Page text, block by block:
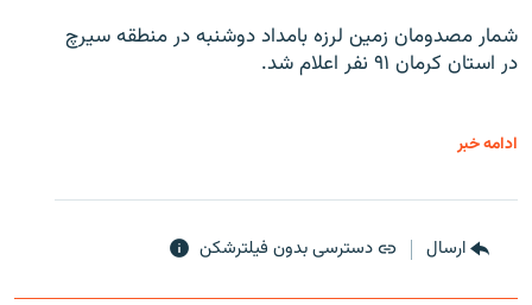
شمار مصدومان زمین لرزه بامداد دوشنبه در منطقه سیرچ
در استان کرمان ۹۱ نفر اعلام شد.
ادامه خبر
ارسال دسترسی بدون فیلترشکن